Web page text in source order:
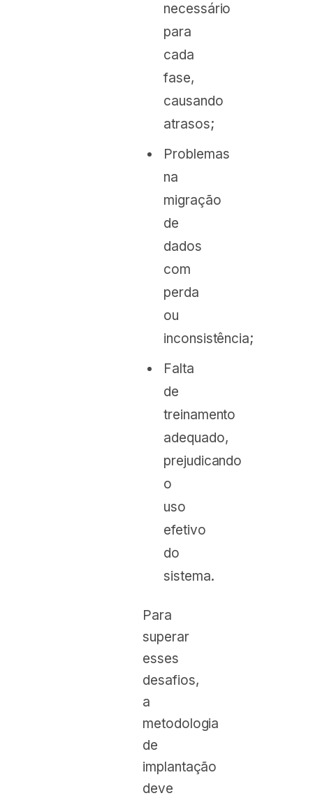
necessário
para
cada
fase,
causando
atrasos;
Problemas
na
migração
de
dados
com
perda
ou
inconsistência;
Falta
de
treinamento
adequado,
prejudicando
o
uso
efetivo
do
sistema.
Para
superar
esses
desafios,
a
metodologia
de
implantação
deve